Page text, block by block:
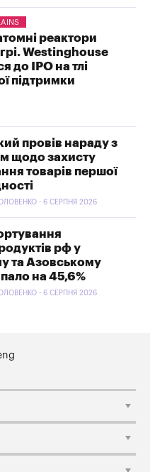
реактори
Westinghouse
до IPO на тлі
підтримки
провів нараду з
щодо захисту
товарів першої
- 6 СЕРПНЯ 2026
рф у
та Азовському
на 45,6%
- 6 СЕРПНЯ 2026